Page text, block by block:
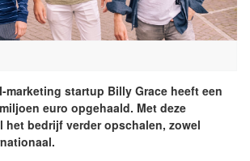
marketing startup Billy Grace heeft een
euro opgehaald. Met deze
bedrijf verder opschalen, zowel